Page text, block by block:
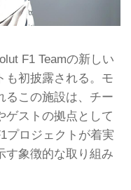
F1 Teamの新しい
も初披露される。モ
るこの施設は、チー
ゲストの拠点として
プロジェクトが着実
す象徴的な取り組み